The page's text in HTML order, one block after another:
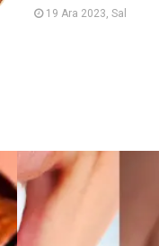
Dernekler ve
19 Ara 2023, Sal